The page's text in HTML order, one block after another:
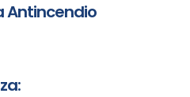
Antincendio